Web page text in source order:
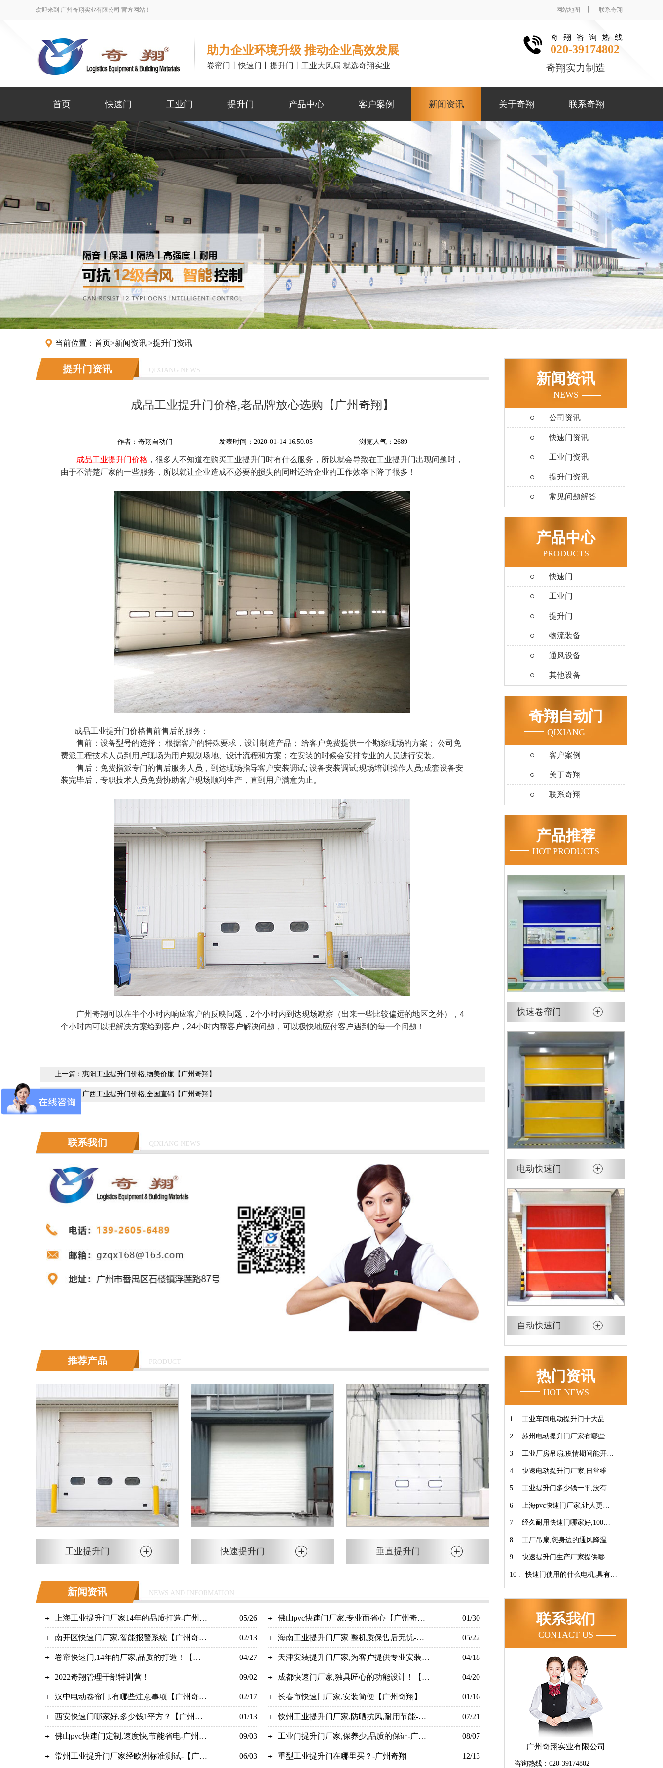
欢迎来到 广州奇翔实业有限公司 官方网站！ 网站地图 联系奇翔
助力企业环境升级 推动企业高效发展
卷帘门丨快速门丨提升门丨工业大风扇 就选奇翔实业
奇翔咨询热线
020-39174802
奇翔实力制造
首页 快速门 工业门 提升门 产品中心 客户案例 新闻资讯 关于奇翔 联系奇翔
当前位置： 首页>新闻资讯 >提升门资讯
提升门资讯 QIXIANG NEWS
成品工业提升门价格,老品牌放心选购【广州奇翔】
作者： 奇翔自动门 发表时间： 2020-01-14 16:50:05 浏览人气： 2689
成品工业提升门价格 ，很多人不知道在购买工业提升门时有什么服务，所以就会导致在工业提升门出现问题时，
由于不清楚厂家的一些服务，所以就让企业造成不必要的损失的同时还给企业的工作效率下降了很多！
成品工业提升门价格售前售后的服务：
售前：设备型号的选择； 根据客户的特殊要求，设计制造产品； 给客户免费提供一个勘察现场的方案； 公司免
费派工程技术人员到用户现场为用户规划场地、设计流程和方案；在安装的时候会安排专业的人员进行安装。
售后：免费指派专门的售后服务人员，到达现场指导客户安装调试; 设备安装调试;现场培训操作人员;成套设备安
装完毕后，专职技术人员免费协助客户现场顺利生产，直到用户满意为止。
广州奇翔可以在半个小时内响应客户的反映问题，2个小时内到达现场勘察（出来一些比较偏远的地区之外），4
个小时内可以把解决方案给到客户，24小时内帮客户解决问题，可以极快地应付客户遇到的每一个问题！
上一篇： 惠阳工业提升门价格,物美价廉【广州奇翔】
广西工业提升门价格,全国直销【广州奇翔】
联系我们 QIXIANG NEWS
推荐产品 PRODUCT
工业提升门 快速提升门 垂直提升门
新闻资讯 NEWS AND INFORMATION
上海工业提升门厂家14年的品质打造-广州奇
翔
05/26 佛山pvc快速门厂家,专业而省心【广州奇
翔】
01/30
南开区快速门厂家,智能报警系统【广州奇
翔】
02/13 海南工业提升门厂家 整机质保售后无忧-广
州奇翔
05/22
卷帘快速门,14年的厂家,品质的打造！【广
州奇翔】
04/27 天津安装提升门厂家,为客户提供专业安装服
务！【广州奇翔】
04/18
2022奇翔管理干部特训营！ 09/02 成都快速门厂家,独具匠心的功能设计！【广
州奇翔】
04/20
汉中电动卷帘门,有哪些注意事项【广州奇
翔】
02/17 长春市快速门厂家,安装简便【广州奇翔】 01/16
西安快速门哪家好,多少钱1平方？【广州奇
翔】
01/13 钦州工业提升门厂家,防晒抗风,耐用节能-广
州奇翔
07/21
佛山pvc快速门定制,速度快,节能省电-广州奇
翔
09/03 工业门提升门厂家,保养少,品质的保证-广州
奇翔
08/07
常州工业提升门厂家经欧洲标准测试-【广州 06/03 重型工业提升门在哪里买？-广州奇翔 12/13
新闻资讯
NEWS
公司资讯
快速门资讯
工业门资讯
提升门资讯
常见问题解答
产品中心
PRODUCTS
快速门
工业门
提升门
物流装备
通风设备
其他设备
奇翔自动门
QIXIANG
客户案例
关于奇翔
联系奇翔
产品推荐
HOT PRODUCTS
快速卷帘门
电动快速门
自动快速门
热门资讯
HOT NEWS
1 . 工业车间电动提升门十大品牌
【广州奇翔】
2 . 苏州电动提升门厂家有哪些优
势特点呢？-广州奇翔
3 . 工业厂房吊扇,疫情期间能开空
调吗?【广州奇翔】
4 . 快速电动提升门厂家,日常维保
小技巧！【广州奇翔】
5 . 工业提升门多少钱一平,没有中
间商差价放心选购【广州奇
翔】
6 . 上海pvc快速门厂家,让人更安
心-广州奇翔
7 . 经久耐用快速门哪家好,100万
次连续开启设计【广州奇翔】
8 . 工厂吊扇,您身边的通风降温专
家！【广州奇翔】
9 . 快速提升门生产厂家提供哪些
服务呢-广州奇翔
10 . 快速门使用的什么电机,具有快
联系我们
CONTACT US
广州奇翔实业有限公司
咨询热线：020-39174802